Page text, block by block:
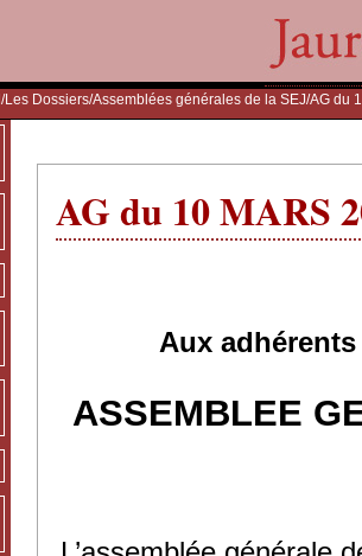
/Les Dossiers/Assemblées générales de la SEJ/AG du
AG du 10 MARS
Aux
ASSEMBLEE